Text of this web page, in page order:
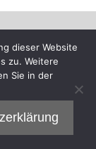
dieser Website
zu. Weitere
Sie in der